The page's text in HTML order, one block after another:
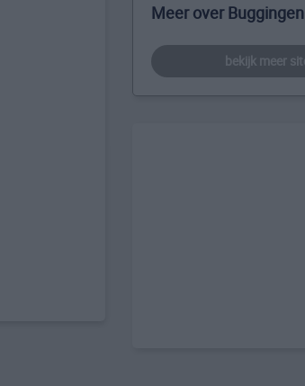
Meer over Buggingen
bekijk meer